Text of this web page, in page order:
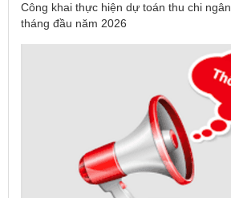
Công khai thực hiện dự toán thu chi
tháng đầu năm 2026